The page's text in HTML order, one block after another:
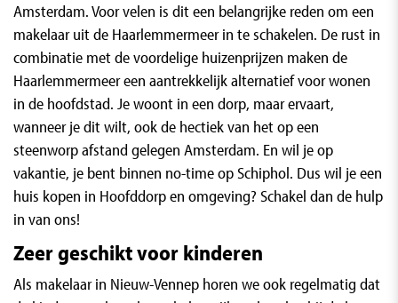
Amsterdam. Voor velen is dit een belangrijke reden om een
makelaar uit de Haarlemmermeer in te schakelen. De rust in
combinatie met de voordelige huizenprijzen maken de
Haarlemmermeer een aantrekkelijk alternatief voor wonen
in de hoofdstad. Je woont in een dorp, maar ervaart,
wanneer je dit wilt, ook de hectiek van het op een
steenworp afstand gelegen Amsterdam. En wil je op
vakantie, je bent binnen no-time op Schiphol. Dus wil je een
huis kopen in Hoofddorpen omgeving? Schakel dan de hulp
in van ons!
Zeer geschikt voor kinderen
Als makelaar in Nieuw-Vennep horen we ook regelmatig dat